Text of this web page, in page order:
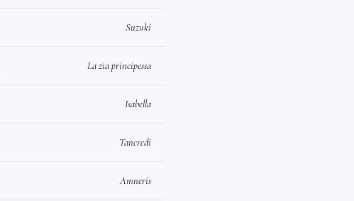
Suzuki
La zia principessa
Isabella
Tancredi
Amneris